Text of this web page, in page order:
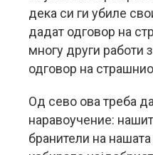
дека си ги убиле
дадат одговор на
многу други работи
одговор на
Од сево ова треба
наравоучение:
бранители на